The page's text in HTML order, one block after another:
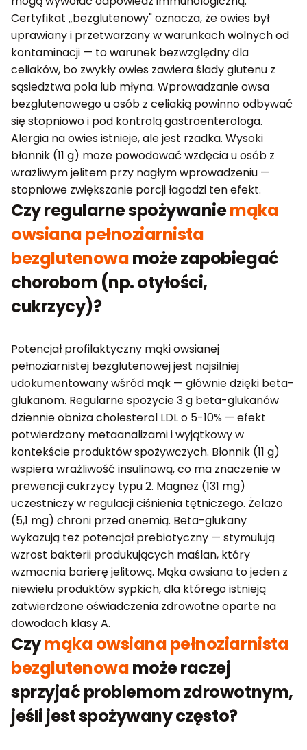
Certyfikat „bezglutenowy" oznacza, że owies był
uprawiany i przetwarzany w warunkach wolnych od
kontaminacji — to warunek bezwzględny dla
celiaków, bo zwykły owies zawiera ślady glutenu z
sąsiedztwa pola lub młyna. Wprowadzanie owsa
bezglutenowego u osób z celiakią powinno odbywać
się stopniowo i pod kontrolą gastroenterologa.
Alergia na owies istnieje, ale jest rzadka. Wysoki
błonnik (11 g) może powodować wzdęcia u osób z
wrażliwym jelitem przy nagłym wprowadzeniu —
stopniowe zwiększanie porcji łagodzi ten efekt.
Czy regularne spożywaniemąka
owsiana pełnoziarnista
bezglutenowamoże zapobiegać
chorobom (np. otyłości,
cukrzycy)?
Potencjał profilaktyczny mąki owsianej
pełnoziarnistej bezglutenowej jest najsilniej
udokumentowany wśród mąk — głównie dzięki beta-
glukanom. Regularne spożycie 3 g beta-glukanów
dziennie obniża cholesterol LDL o 5-10% — efekt
potwierdzony metaanalizami i wyjątkowy w
kontekście produktów spożywczych. Błonnik (11 g)
wspiera wrażliwość insulinową, co ma znaczenie w
prewencji cukrzycy typu 2. Magnez (131 mg)
uczestniczy w regulacji ciśnienia tętniczego. Żelazo
(5,1 mg) chroni przed anemią. Beta-glukany
wykazują też potencjał prebiotyczny — stymulują
wzrost bakterii produkujących maślan, który
wzmacnia barierę jelitową. Mąka owsiana to jeden z
niewielu produktów sypkich, dla którego istnieją
zatwierdzone oświadczenia zdrowotne oparte na
dowodach klasy A.
Czymąka owsiana pełnoziarnista
bezglutenowamoże raczej
sprzyjać problemom zdrowotnym,
jeśli jest spożywany często?